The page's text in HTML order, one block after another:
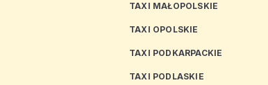
TAXI MAŁOPOLSKIE
TAXI OPOLSKIE
TAXI PODKARPACKIE
TAXI PODLASKIE